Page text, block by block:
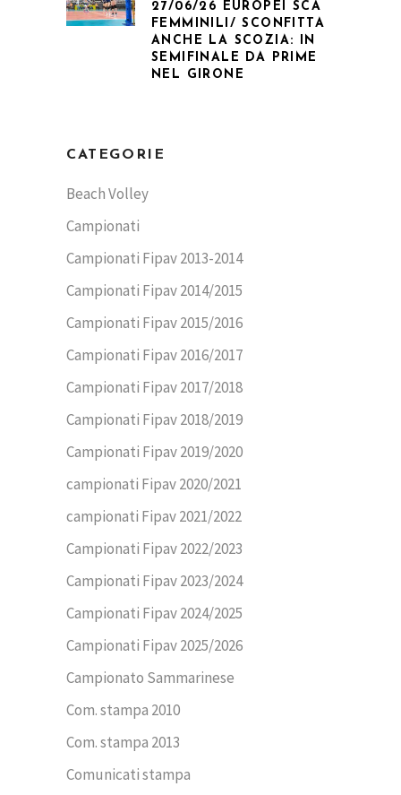
27/06/26 EUROPEI SCA
FEMMINILI/ SCONFITTA
ANCHE LA SCOZIA: IN
SEMIFINALE DA PRIME
NEL GIRONE
CATEGORIE
Beach Volley
Campionati
Campionati Fipav 2013-2014
Campionati Fipav 2014/2015
Campionati Fipav 2015/2016
Campionati Fipav 2016/2017
Campionati Fipav 2017/2018
Campionati Fipav 2018/2019
Campionati Fipav 2019/2020
campionati Fipav 2020/2021
campionati Fipav 2021/2022
Campionati Fipav 2022/2023
Campionati Fipav 2023/2024
Campionati Fipav 2024/2025
Campionati Fipav 2025/2026
Campionato Sammarinese
Com. stampa 2010
Com. stampa 2013
Comunicati stampa